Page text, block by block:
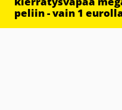
peliin - vain 1